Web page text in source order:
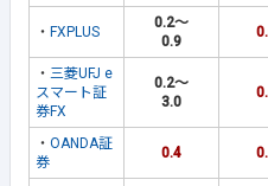
・ FXPLUS
0.2～
0.9
・ 三菱UFJ e
スマート証
券FX
0.2～
3.0
・ OANDA証
券
0.4